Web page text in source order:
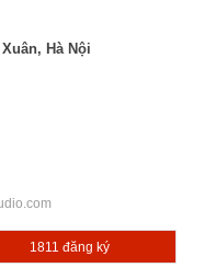
Hà Nội
1811 đăng ký